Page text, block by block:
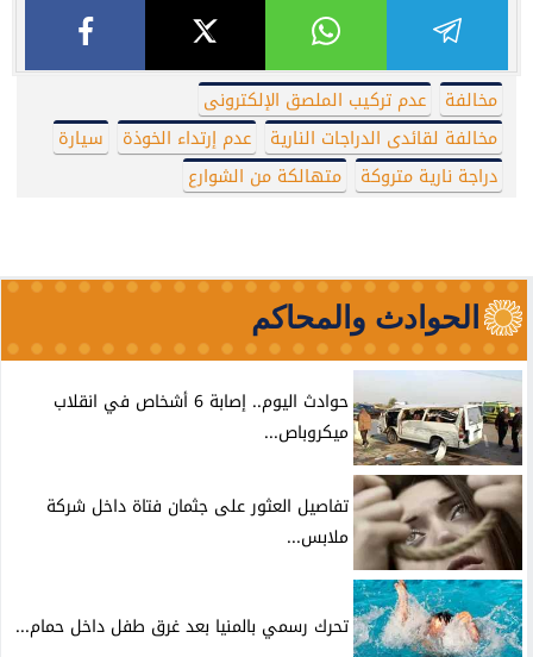
مخالفة
عدم تركيب الملصق الإلكترونى
مخالفة لقائدى الدراجات النارية
عدم إرتداء الخوذة
سيارة
دراجة نارية متروكة
متهالكة من الشوارع
الحوادث والمحاكم
حوادث اليوم.. إصابة 6 أشخاص في انقلاب
ميكروباص...
تفاصيل العثور على جثمان فتاة داخل شركة
ملابس...
تحرك رسمي بالمنيا بعد غرق طفل داخل حمام...